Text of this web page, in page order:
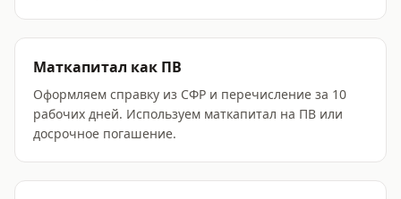
Маткапитал как ПВ
Оформляем справку из СФР и перечисление за 10
рабочих дней. Используем маткапитал на ПВ или
досрочное погашение.